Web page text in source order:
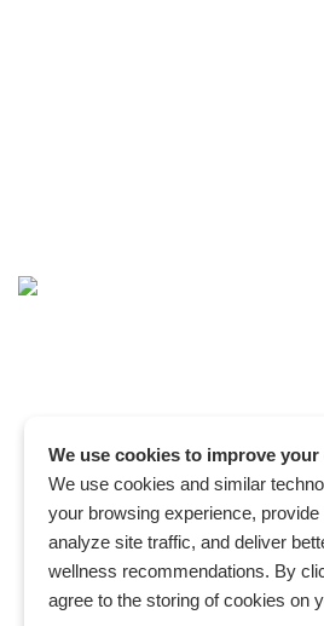
We use cookies to improve your
We use cookies and similar
your browsing experience,
analyze site traffic, and deliver
wellness recommendations. By
agree to the storing of cookies on